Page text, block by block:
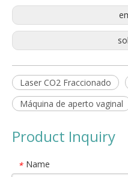
Laser CO2 Fraccionado
Máquina de aperto vaginal
Product Inquiry
* Name